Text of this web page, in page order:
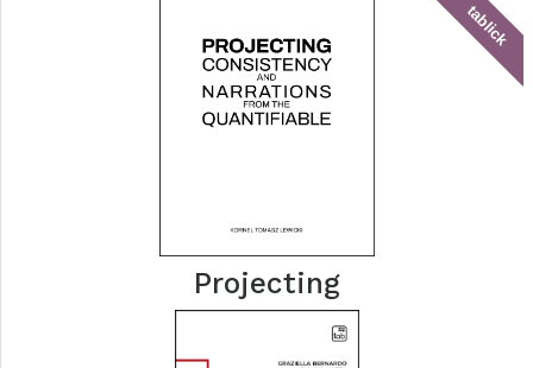
tablick
Projecting